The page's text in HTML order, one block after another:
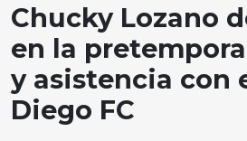
Chucky Lozano
en la
y asistencia con
Diego FC